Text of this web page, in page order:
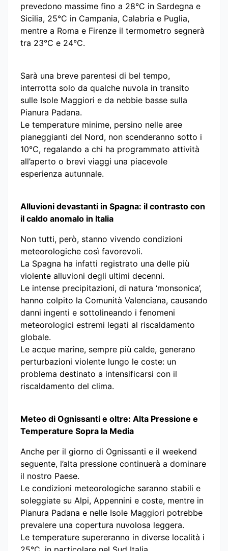
prevedono massime fino a 28°C in Sardegna e
Sicilia, 25°C in Campania, Calabria e Puglia,
mentre a Roma e Firenze il termometro segnerà
tra 23°C e 24°C.
Sarà una breve parentesi di bel tempo,
interrotta solo da qualche nuvola in transito
sulle Isole Maggiori e da nebbie basse sulla
Pianura Padana.
Le temperature minime, persino nelle aree
pianeggianti del Nord, non scenderanno sotto i
10°C, regalando a chi ha programmato attività
all’aperto o brevi viaggi una piacevole
esperienza autunnale.
Alluvioni devastanti in Spagna: il contrasto con
il caldo anomalo in Italia
Non tutti, però, stanno vivendo condizioni
meteorologiche così favorevoli.
La Spagna ha infatti registrato una delle più
violente alluvioni degli ultimi decenni.
Le intense precipitazioni, di natura ‘monsonica’,
hanno colpito la Comunità Valenciana, causando
danni ingenti e sottolineando i fenomeni
meteorologici estremi legati al riscaldamento
globale.
Le acque marine, sempre più calde, generano
perturbazioni violente lungo le coste: un
problema destinato a intensificarsi con il
riscaldamento del clima.
Meteo di Ognissanti e oltre: Alta Pressione e
Temperature Sopra la Media
Anche per il giorno di Ognissanti e il weekend
seguente, l’alta pressione continuerà a dominare
il nostro Paese.
Le condizioni meteorologiche saranno stabili e
soleggiate su Alpi, Appennini e coste, mentre in
Pianura Padana e nelle Isole Maggiori potrebbe
prevalere una copertura nuvolosa leggera.
Le temperature supereranno in diverse località i